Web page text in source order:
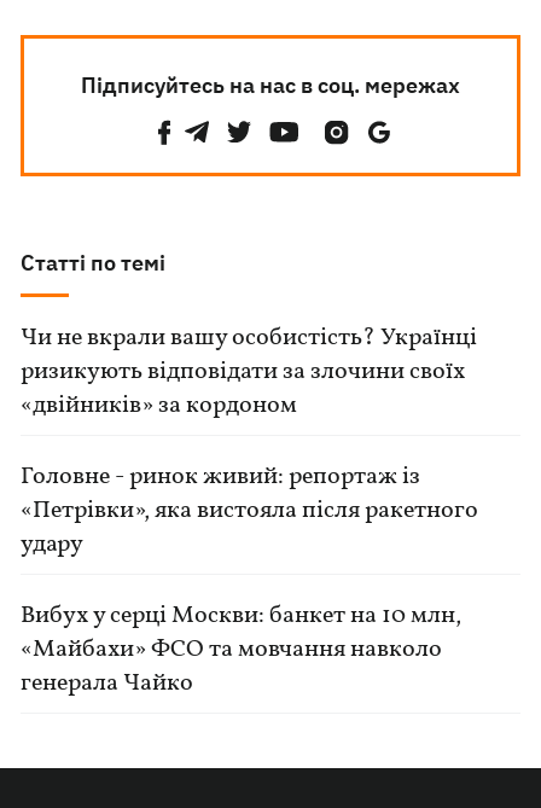
Підписуйтесь на нас в соц. мережах
Статті по темі
Чи не вкрали вашу особистість? Українці
ризикують відповідати за злочини своїх
«двійників» за кордоном
Головне - ринок живий: репортаж із
«Петрівки», яка вистояла після ракетного
удару
Вибух у серці Москви: банкет на 10 млн,
«Майбахи» ФСО та мовчання навколо
генерала Чайко